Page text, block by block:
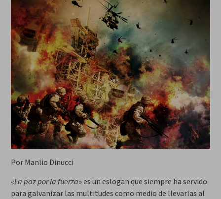
Por Manlio Dinucci
«La paz por la fuerza» es un eslogan que siempre ha servido
para galvanizar las multitudes como medio de llevarlas al